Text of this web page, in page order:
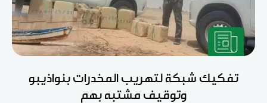
تفكيك شبكة لتهريب المخدرات بنواذيبو
وتوقيف مشتبه بهم